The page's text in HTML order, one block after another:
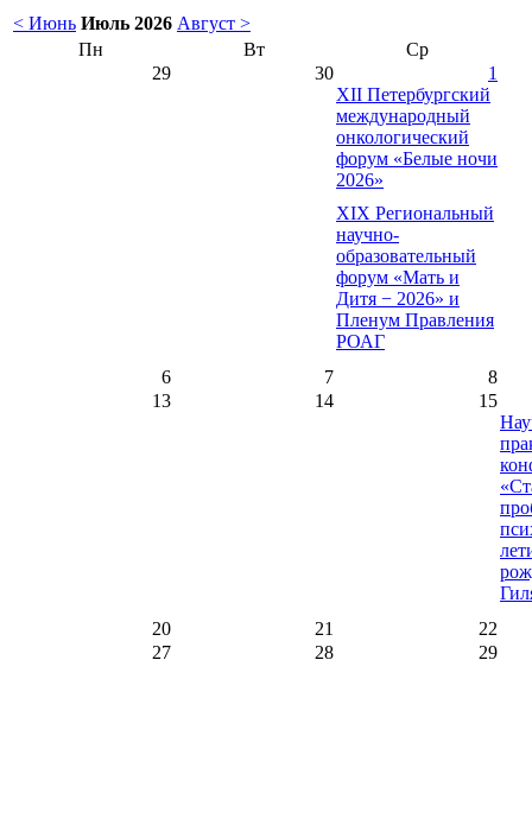
< Июнь Июль 2026 Август >
Пн
Вт
Ср
29
30
1
XII Петербургский
международный
онкологический
форум «Белые ночи
2026»
XIX Региональный
научно-
образовательный
форум «Мать и
Дитя − 2026» и
Пленум Правления
РОАГ
6
7
8
13
14
15
20
21
22
27
28 29